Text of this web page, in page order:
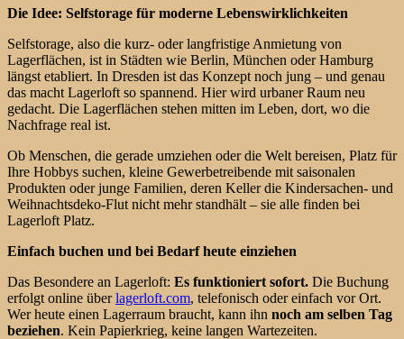
Die Idee: Selfstorage für moderne Lebenswirklichkeiten
Selfstorage, also die kurz- oder langfristige Anmietung von
Lagerflächen, ist in Städten wie Berlin, München oder Hamburg
längst etabliert. In Dresden ist das Konzept noch jung – und genau
das macht Lagerloft so spannend. Hier wird urbaner Raum neu
gedacht. Die Lagerflächen stehen mitten im Leben, dort, wo die
Nachfrage real ist.
Ob Menschen, die gerade umziehen oder die Welt bereisen, Platz für
Ihre Hobbys suchen, kleine Gewerbetreibende mit saisonalen
Produkten oder junge Familien, deren Keller die Kindersachen- und
Weihnachtsdeko-Flut nicht mehr standhält – sie alle finden bei
Lagerloft Platz.
Einfach buchen und bei Bedarf heute einziehen
Das Besondere an Lagerloft: Es funktioniert sofort. Die Buchung
erfolgt online überlagerloft.com, telefonisch oder einfach vor Ort.
Wer heute einen Lagerraum braucht, kann ihn noch am selben Tag
beziehen. Kein Papierkrieg, keine langen Wartezeiten.